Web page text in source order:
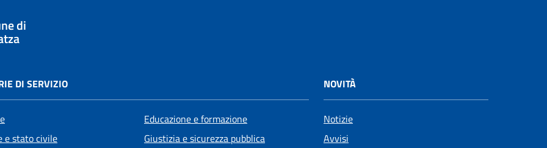
di
DI SERVIZIO
e stato civile
Educazione e formazione
Giustizia e sicurezza pubblica
NOVITÀ
Notizie
Avvisi